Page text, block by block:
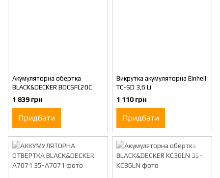
Акумуляторна обертка
BLACK&DECKER BDCSFL20C
1 839 грн
Придбати
Викрутка акумуляторна Einhell
TC-SD 3,6 Li
1 110 грн
Придбати